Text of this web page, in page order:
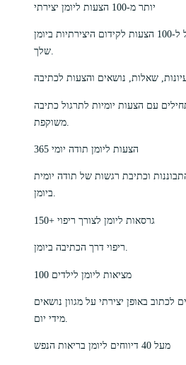
יותר מ-100 הצעות ליומן יצירתי
רשימה מעוררת השראה של מעל ל-100 הצעות לקידום היצירתיות ביומן
שאלות, נושאים והצעות לכתיבה
עם הצעות יומיות לתרגול כתיבה
365 הצעות ליומן תודה יומי
וכתיבת רגשות של תודה יומית
ביומן.
150+ גרסאות ליומן לצורך ריפוי
ריפוי דרך הכתיבה ביומן.
100 מציאות ליומן לילדים
באופן יצירתי על מגוון נושאים
מעל 40 דיווחים ליומן בריאות הנפש